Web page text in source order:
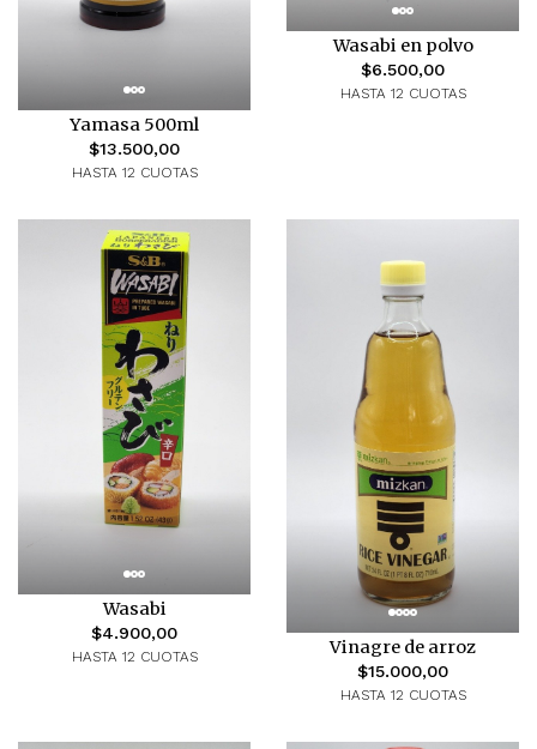
Yamasa 500ml
$13.500,00
HASTA 12 CUOTAS
Wasabi en polvo
$6.500,00
HASTA 12 CUOTAS
Wasabi
$4.900,00
HASTA 12 CUOTAS Vinagre de arroz
$15.000,00
HASTA 12 CUOTAS